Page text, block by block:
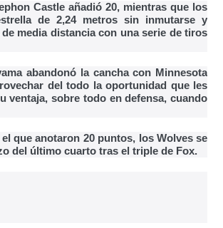
Castle añadió 20, mientras que los
de 2,24 metros sin inmutarse y
media distancia con una serie de tiros
abandonó la cancha con Minnesota
del todo la oportunidad que les
ventaja, sobre todo en defensa, cuando
que anotaron 20 puntos, los Wolves se
del último cuarto tras el triple de Fox.